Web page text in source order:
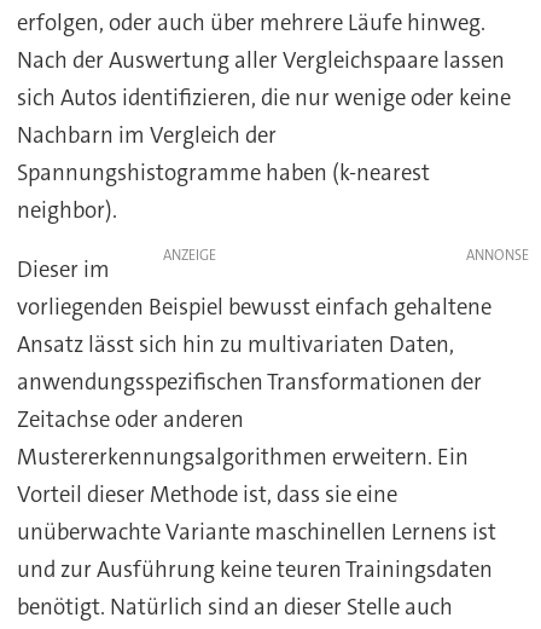
erfolgen, oder auch über mehrere Läufe hinweg.
Nach der Auswertung aller Vergleichspaare lassen
sich Autos identifizieren, die nur wenige oder keine
Nachbarn im Vergleich der
Spannungshistogramme haben (k-nearest
neighbor).
ANZEIGE
Dieser im
vorliegenden Beispiel bewusst einfach gehaltene
Ansatz lässt sich hin zu multivariaten Daten,
anwendungsspezifischen Transformationen der
Zeitachse oder anderen
Mustererkennungsalgorithmen erweitern. Ein
Vorteil dieser Methode ist, dass sie eine
unüberwachte Variante maschinellen Lernens ist
und zur Ausführung keine teuren Trainingsdaten
benötigt. Natürlich sind an dieser Stelle auch